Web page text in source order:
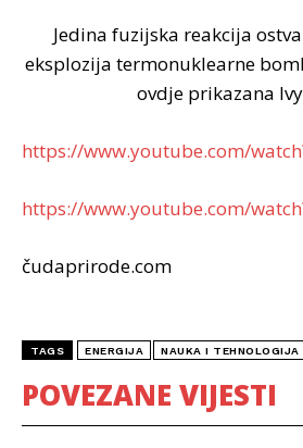
Jedina fuzijska reakcija
eksplozija termonuklearne
ovdje prikazana
https://www.youtube.com/
https://www.youtube.com/
čudaprirode.com
TAGS ENERGIJA NAUKA I TEHNOLOGIJA
POVEZANE VIJESTI